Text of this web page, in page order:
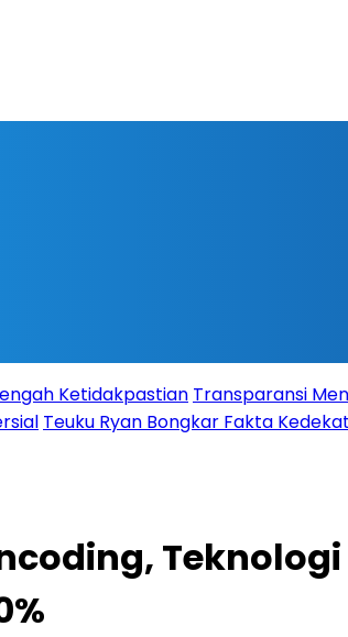
Ketidakpastian Transparansi
Teuku Ryan Bongkar Fakta